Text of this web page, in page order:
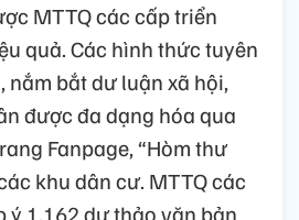
MTTQ các cấp triển
quả. Các hình thức tuyên
nắm bắt dư luận xã hội,
được đa dạng hóa qua
Fanpage, “Hòm thư
khu dân cư. MTTQ các
ý 1.162 dự thảo văn bản